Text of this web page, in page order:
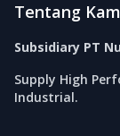
Tentang
Subsidiary PT
Supply High
Industrial.